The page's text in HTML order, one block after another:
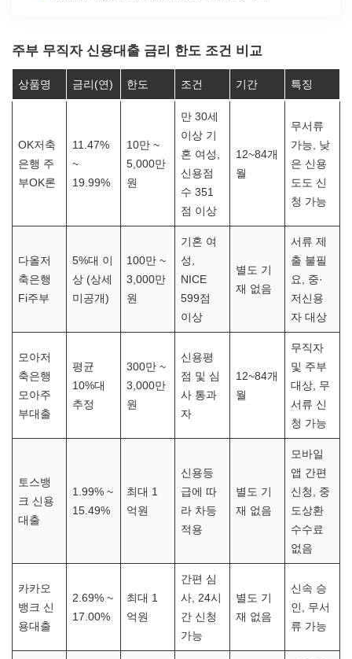
주부 무직자 신용대출 금리 한도 조건 비교
상품명 금리(연) 한도 조건 기간 특징
OK저축
은행 주
부OK론
11.47%
~
19.99%
10만 ~
5,000만
원
만 30세
이상 기
혼 여성,
신용점
수 351
점 이상
12~84개
월
무서류
가능, 낮
은 신용
도도 신
청 가능
다올저
축은행
Fi주부
5%대 이
상 (상세
미공개)
100만 ~
3,000만
원
기혼 여
성,
NICE
599점
이상
별도 기
재 없음
서류 제
출 불필
요, 중·
저신용
자 대상
모아저
축은행
모아주
부대출
평균
10%대
추정
300만 ~
3,000만
원
신용평
점 및 심
사 통과
자
12~84개
월
무직자
및 주부
대상, 무
서류 신
청 가능
토스뱅
크 신용
대출
1.99% ~
15.49%
최대 1
억원
신용등
급에 따
라 차등
적용
별도 기
재 없음
모바일
앱 간편
신청, 중
도상환
수수료
없음
카카오
뱅크 신
용대출
2.69% ~
17.00%
최대 1
억원
간편 심
사, 24시
간 신청
가능
별도 기
재 없음
신속 승
인, 무서
류 가능